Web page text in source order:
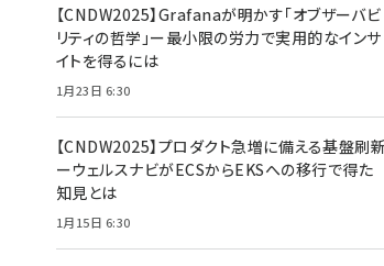
【CNDW2025】Grafanaが明かす「オブザーバビ
リティの哲学」ー最小限の労力で実用的なインサ
イトを得るには
1月23日 6:30
【CNDW2025】プロダクト急増に備える基盤刷新
ーウェルスナビがECSからEKSへの移行で得た
知見とは
1月15日 6:30